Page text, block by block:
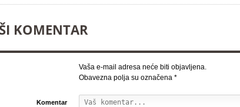
KOMENTAR
Vaša e-mail adresa neće biti objavljena.
Obavezna polja su označena *
Komentar